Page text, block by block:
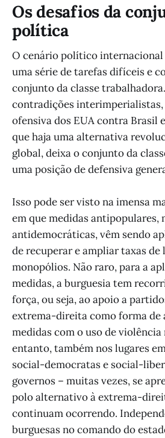
Os desafios da
política
O cenário político internacional
uma série de tarefas difíceis e
conjunto da classe
contradições interimperialistas,
ofensiva dos EUA contra Brasil
que haja uma alternativa
global, deixa o conjunto da
uma posição de defensiva
Isso pode ser visto na imensa
em que medidas antipopulares,
antidemocráticas, vêm sendo
de recuperar e ampliar taxas de
monopólios. Não raro, para a
medidas, a burguesia tem
força, ou seja, ao apoio a
extrema-direita como forma de
medidas com o uso de
entanto, também nos lugares
social-democratas e social-
governos – muitas vezes, se
polo alternativo à extrema-
continuam ocorrendo.
burguesas no comando do